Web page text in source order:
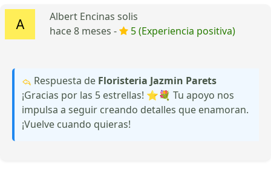
Albert Encinas solis
hace 8 meses -
5 (Experiencia positiva)
Respuesta de Floristeria Jazmin Parets
¡Gracias por las 5 estrellas! ⭐️💐 Tu apoyo nos
impulsa a seguir creando detalles que enamoran.
¡Vuelve cuando quieras!